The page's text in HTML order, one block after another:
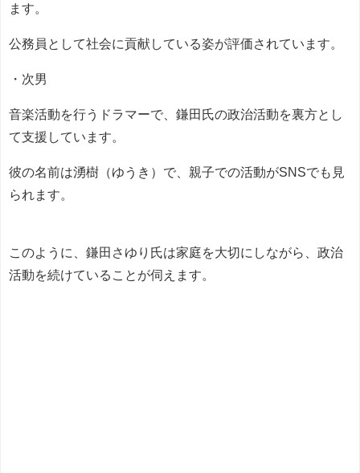
ます。
公務員として社会に貢献している姿が評価されています。
・次男
音楽活動を行うドラマーで、鎌田氏の政治活動を裏方とし
て支援しています。
彼の名前は湧樹（ゆうき）で、親子での活動がSNSでも見
られます。
このように、鎌田さゆり氏は家庭を大切にしながら、政治
活動を続けていることが伺えます。